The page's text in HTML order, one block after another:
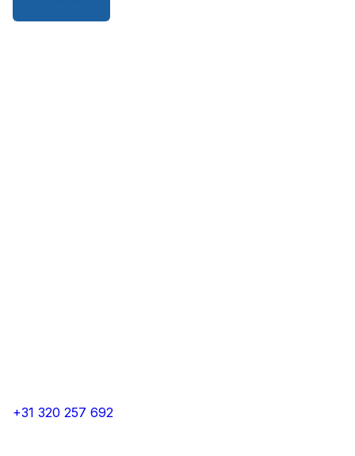
+31 320 257 692